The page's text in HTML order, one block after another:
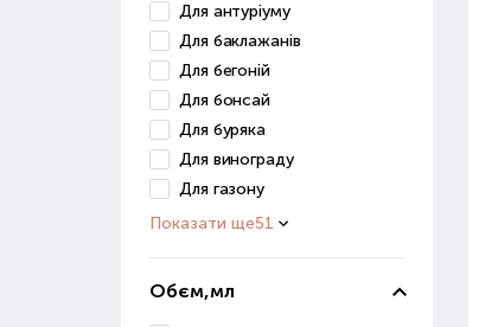
Для антуріуму
Для баклажанів
Для бегоній
Для бонсай
Для буряка
Для винограду
Для газону
Показати ще51
Обєм,мл